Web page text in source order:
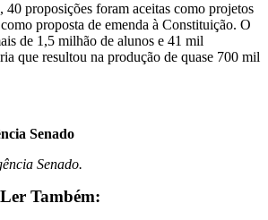
40 proposições foram aceitas como projetos
proposta de emenda à Constituição. O
de 1,5 milhão de alunos e 41 mil
que resultou na produção de quase 700 mil
Senado
Senado.
Também: